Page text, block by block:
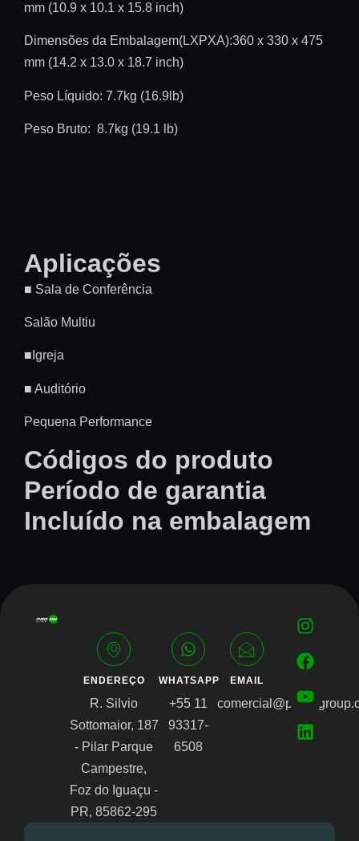
mm (10.9 x 10.1 x 15.8 inch)
Dimensões da Embalagem(LXPXA):360 x 330 x 475
mm (14.2 x 13.0 x 18.7 inch)
Peso Líquido: 7.7kg (16.9lb)
Peso Bruto: 8.7kg (19.1 lb)
Aplicações
■ Sala de Conferência
Salão Multiu
■ Igreja
■ Auditório
Pequena Performance
Códigos do produto
Período de garantia
Incluído na embalagem
ENDEREÇO
R. Silvio
Sottomaior, 187
- Pilar Parque
Campestre,
Foz do Iguaçu -
PR, 85862-295
WHATSAPP
+55 11
93317-
6508
EMAIL